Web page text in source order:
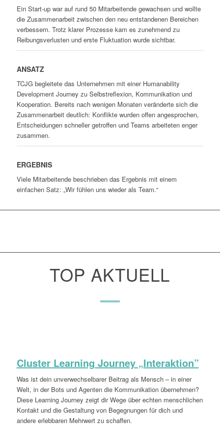
Ein Start-up war auf rund 50 Mitarbeitende gewachsen und wollte
die Zusammenarbeit zwischen den neu entstandenen Bereichen
verbessern. Trotz klarer Prozesse kam es zunehmend zu
Reibungsverlusten und erste Fluktuation wurde sichtbar.
ANSATZ
TCJG begleitete das Unternehmen mit einer Humanability
Development Journey zu Selbstreflexion, Kommunikation und
Kooperation. Bereits nach wenigen Monaten veränderte sich die
Zusammenarbeit deutlich: Konflikte wurden offen angesprochen,
Entscheidungen schneller getroffen und Teams arbeiteten enger
zusammen.
ERGEBNIS
Viele Mitarbeitende beschrieben das Ergebnis mit einem
einfachen Satz: „Wir fühlen uns wieder als Team.“
TOP AKTUELL
Cluster Learning Journey „Interaktion”
Was ist dein unverwechselbarer Beitrag als Mensch – in einer
Welt, in der Bots und Agenten die Kommunikation übernehmen?
Diese Learning Journey zeigt dir Wege über echten menschlichen
Kontakt und die Gestaltung von Begegnungen für dich und
andere erlebbaren Mehrwert zu schaffen.